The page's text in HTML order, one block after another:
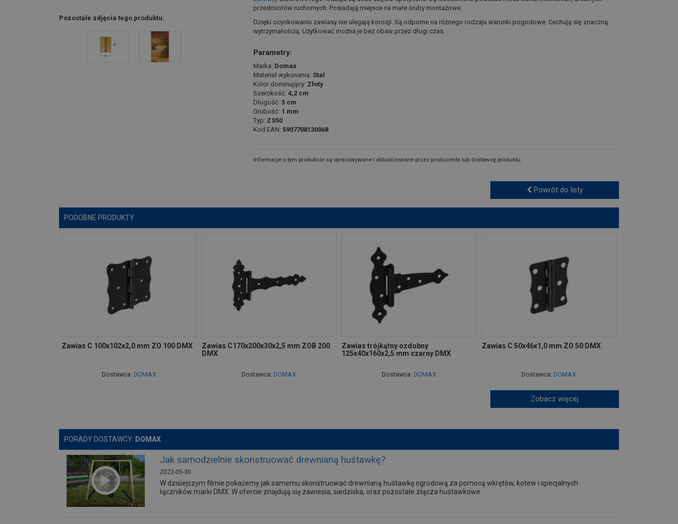
Pozostałe zdjęcia tego produktu:
przedmiotów ruchomych. Posiadają miejsce na małe śruby montażowe.
Dzięki ocynkowaniu zawiasy nie ulegają korozji. Są odporne na różnego rodzaju warunki pogodowe. Cechują się znaczną
wytrzymałością. Użytkować można je bez obaw przez długi czas.
Parametry:
Marka: Domax
Materiał wykonania: Stal
Kolor dominujący: Złoty
Szerokość: 4,2 cm
Długość: 5 cm
Grubość: 1 mm
Typ: ZS50
Kod EAN: 5907708130068
Informacje o tym produkcie są opracowywane i aktualizowane przez producenta lub dostawcę produktu.
Powrót do listy
PODOBNE PRODUKTY
Zawias C 100x102x2,0 mm ZO 100 DMX
Dostawca: DOMAX
Zawias C170x200x30x2,5 mm ZOB 200
DMX
Dostawca: DOMAX
Zawias trójkątny ozdobny
125x40x160x2,5 mm czarny DMX
Dostawca: DOMAX
Zawias C 50x46x1,0 mm ZO 50 DMX
Dostawca: DOMAX
Zobacz więcej
PORADY DOSTAWCY: DOMAX
Jak samodzielnie skonstruować drewnianą huśtawkę?
2022-05-30
W dzisiejszym filmie pokażemy jak samemu skonstruować drewnianą huśtawkę ogrodową za pomocą wkrętów, kotew i specjalnych
łączników marki DMX. W ofercie znajdują się zawiesia, siedziska, oraz pozostałe złącza huśtawkowe.